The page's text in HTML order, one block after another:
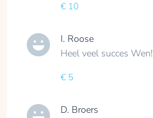
€ 10
I. Roose
Heel veel succes Wen!
€ 5
D. Broers